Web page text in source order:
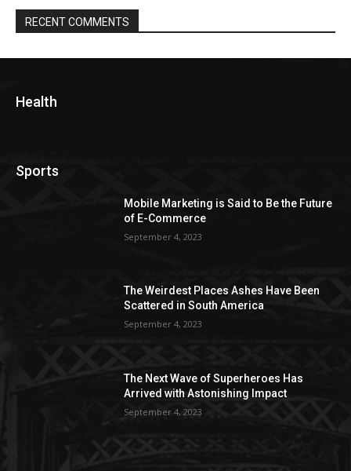
RECENT COMMENTS
Health
Sports
Mobile Marketing is Said to Be the Future
of E-Commerce
September 4, 2023
The Weirdest Places Ashes Have Been
Scattered in South America
September 4, 2023
The Next Wave of Superheroes Has
Arrived with Astonishing Impact
September 4, 2023